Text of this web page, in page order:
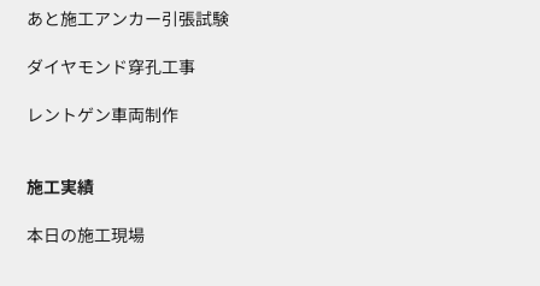
あと施工アンカー引張試験
ダイヤモンド穿孔工事
レントゲン車両制作
施工実績
本日の施工現場